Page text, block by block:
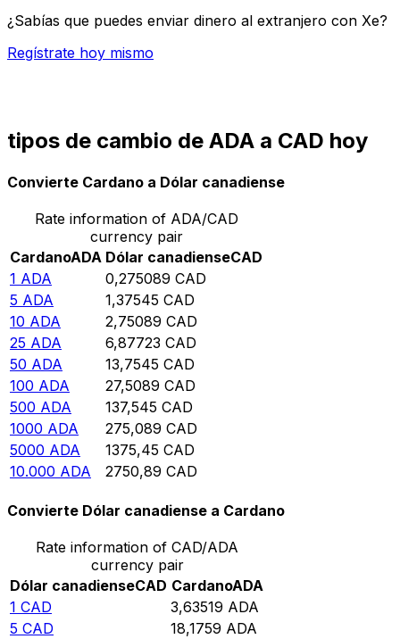
¿Sabías que puedes enviar dinero al extranjero con Xe?
Regístrate hoy mismo
tipos de cambio de ADA a CAD hoy
Convierte Cardano a Dólar canadiense
Rate information of ADA/CAD
currency pair
CardanoADA Dólar canadienseCAD
1 ADA 0,275089 CAD
5 ADA 1,37545 CAD
10 ADA 2,75089 CAD
25 ADA 6,87723 CAD
50 ADA 13,7545 CAD
100 ADA 27,5089 CAD
500 ADA 137,545 CAD
1000 ADA 275,089 CAD
5000 ADA 1375,45 CAD
10.000 ADA 2750,89 CAD
Convierte Dólar canadiense a Cardano
Rate information of CAD/ADA
currency pair
Dólar canadienseCAD CardanoADA
1 CAD 3,63519 ADA
5 CAD 18,1759 ADA